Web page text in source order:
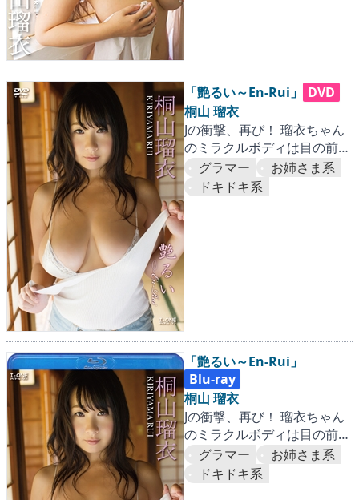
「艶るい～En-Rui」
DVD
桐山 瑠衣
Jの衝撃、再び！ 瑠衣ちゃん
のミラクルボディは目の前
だ！！
グラマー
お姉さま系
ドキドキ系
「艶るい～En-Rui」
Blu-ray
桐山 瑠衣
Jの衝撃、再び！ 瑠衣ちゃん
のミラクルボディは目の前
だ！！
グラマー
お姉さま系
ドキドキ系